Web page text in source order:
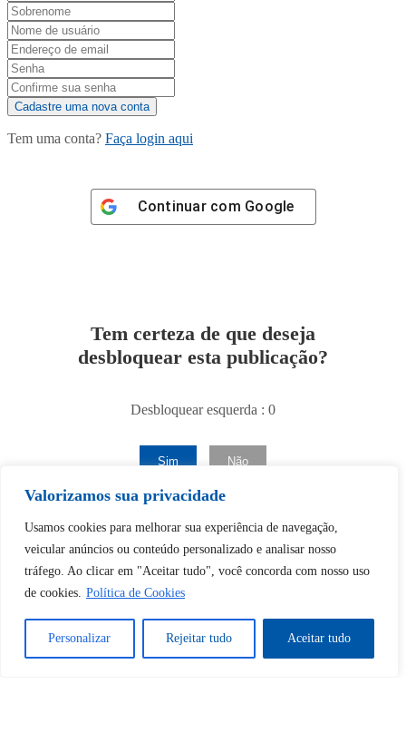
Valorizamos sua privacidade
Usamos cookies para melhorar sua experiência de navegação,
veicular anúncios ou conteúdo personalizado e analisar nosso
tráfego. Ao clicar em "Aceitar tudo", você concorda com nosso uso
de cookies. Política de Cookies
Personalizar Rejeitar tudo Aceitar tudo
Tem uma conta? Faça login aqui
Continuar com Google
Tem certeza de que deseja
desbloquear esta publicação?
Desbloquear esquerda : 0
Sim Não
Tem certeza de que deseja
cancelar a assinatura?